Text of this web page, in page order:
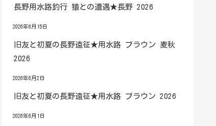
長野用水路釣行 猿との遭遇★長野 2026
2026年6月15日
旧友と初夏の長野遠征★用水路 ブラウン 麦秋
2026
2026年6月2日
旧友と初夏の長野遠征★用水路 ブラウン 2026
2026年6月1日